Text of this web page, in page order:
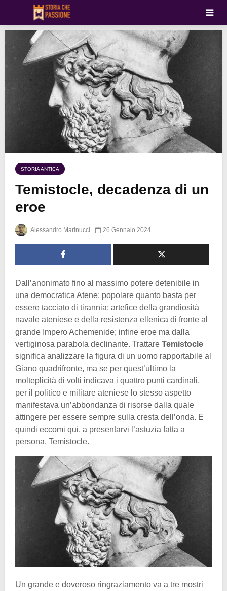
STORIA ANTICA
Temistocle, decadenza di un
eroe
Alessandro Marinucci 26 Gennaio 2024
Dall’anonimato fino al massimo potere detenibile in
una democratica Atene; popolare quanto basta per
essere tacciato di tirannia; artefice della grandiosità
navale ateniese e della resistenza ellenica di fronte al
grande Impero Achemenide; infine eroe ma dalla
vertiginosa parabola declinante. Trattare Temistocle
significa analizzare la figura di un uomo rapportabile al
Giano quadrifronte, ma se per quest’ultimo la
molteplicità di volti indicava i quattro punti cardinali,
per il politico e militare ateniese lo stesso aspetto
manifestava un’abbondanza di risorse dalla quale
attingere per essere sempre sulla cresta dell’onda. E
quindi eccomi qui, a presentarvi l’astuzia fatta a
persona, Temistocle.
Un grande e doveroso ringraziamento va a tre mostri